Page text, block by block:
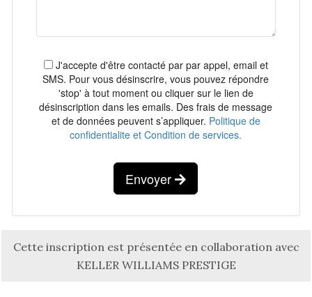
J'accepte d'être contacté par par appel, email et
SMS. Pour vous désinscrire, vous pouvez répondre
'stop' à tout moment ou cliquer sur le lien de
désinscription dans les emails. Des frais de message
et de données peuvent s’appliquer. Politique de
confidentialite et Condition de services.
Envoyer
Cette inscription est présentée en collaboration avec
KELLER WILLIAMS PRESTIGE